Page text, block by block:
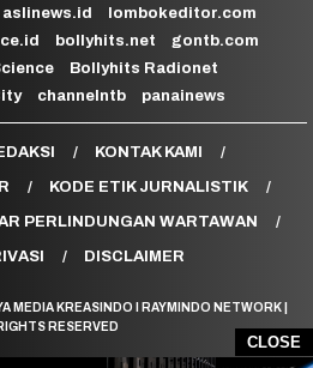
CLOSE
aslinews.id
lombokeditor.com
bollyhits.net
gontb.com
Bollyhits Radionet
channelntb panainews
KONTAK KAMI
KODE ETIK JURNALISTIK
PERLINDUNGAN WARTAWAN
DISCLAIMER
MEDIA KREASINDO I RAYMINDO NETWORK |
RESERVED